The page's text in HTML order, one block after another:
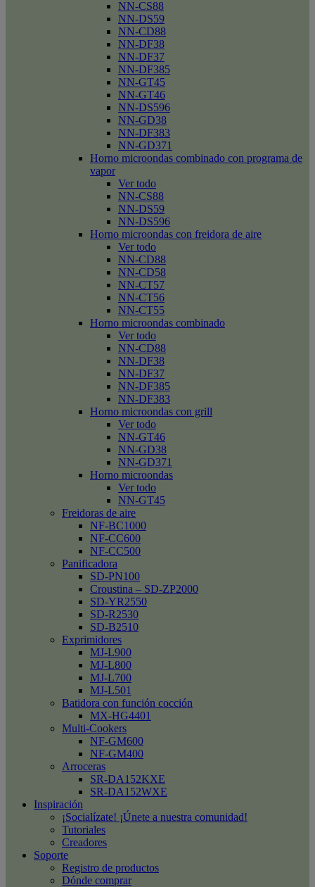
NN-CS88
NN-DS59
NN-CD88
NN-DF38
NN-DF37
NN-DF385
NN-GT45
NN-GT46
NN-DS596
NN-GD38
NN-DF383
NN-GD371
Horno microondas combinado con programa de
vapor
Ver todo
NN-CS88
NN-DS59
NN-DS596
Horno microondas con freidora de aire
Ver todo
NN-CD88
NN-CD58
NN-CT57
NN-CT56
NN-CT55
Horno microondas combinado
Ver todo
NN-CD88
NN-DF38
NN-DF37
NN-DF385
NN-DF383
Horno microondas con grill
Ver todo
NN-GT46
NN-GD38
NN-GD371
Horno microondas
Ver todo
NN-GT45
Freidoras de aire
NF-BC1000
NF-CC600
NF-CC500
Panificadora
SD-PN100
Croustina – SD-ZP2000
SD-YR2550
SD-R2530
SD-B2510
Exprimidores
MJ-L900
MJ-L800
MJ-L700
MJ-L501
Batidora con función cocción
MX-HG4401
Multi-Cookers
NF-GM600
NF-GM400
Arroceras
SR-DA152KXE
SR-DA152WXE
Inspiración
¡Socialízate! ¡Únete a nuestra comunidad!
Tutoriales
Creadores
Soporte
Registro de productos
Dónde comprar